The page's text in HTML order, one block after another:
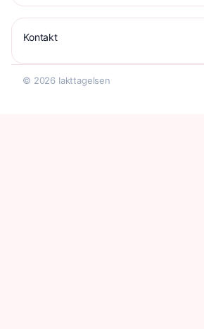
Kontakt
© 2026 Iakttagelsen